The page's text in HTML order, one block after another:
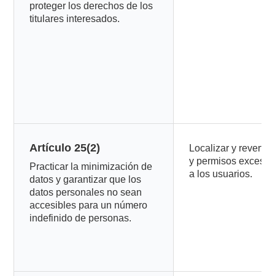
proteger los derechos de los
titulares interesados.
Artículo 25(2)
Practicar la minimización de
datos y garantizar que los
datos personales no sean
accesibles para un número
indefinido de personas.
Localizar y revertir
y permisos
a los usuarios.